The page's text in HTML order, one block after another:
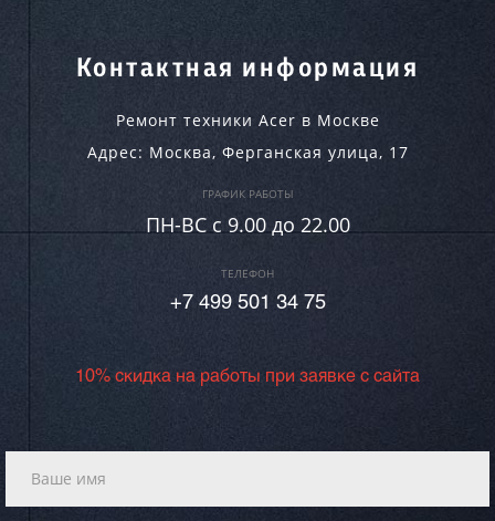
Контактная информация
Ремонт техники Acer в Москве
Адрес: Москва, Ферганская улица, 17
ГРАФИК РАБОТЫ
ПН-ВC c 9.00 до 22.00
ТЕЛЕФОН
+7 499 501 34 75
10% скидка на работы при заявке с сайта